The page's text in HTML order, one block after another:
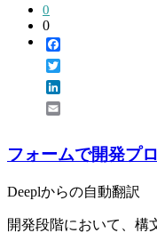
0
0
フォームで開発プ
Deeplからの自動翻訳
開発段階において、構